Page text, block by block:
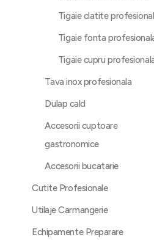
Tigaie clatite
Tigaie fonta
Tigaie cupru
Tava inox profesionala
Dulap cald
Accesorii cuptoare
gastronomice
Accesorii bucatarie
Cutite Profesionale
Utilaje Carmangerie
Echipamente Preparare